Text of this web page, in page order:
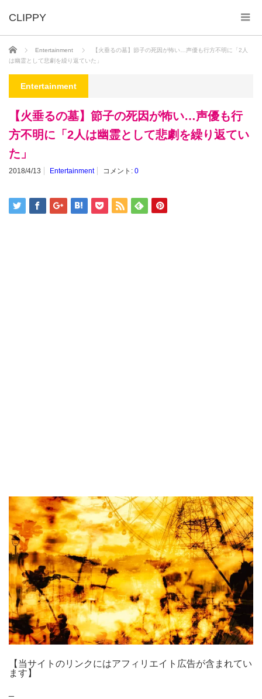
ホーム Entertainment
【火垂るの墓】節子の死因が怖い…声優も行方不明に「2人
は幽霊として悲劇を繰り返ていた」
Entertainment
【火垂るの墓】節子の死因が怖い…声優も行
方不明に「2人は幽霊として悲劇を繰り返てい
た」
2018/4/13 Entertainment コメント: 0
【当サイトのリンクにはアフィリエイト広告が含まれてい
ます】